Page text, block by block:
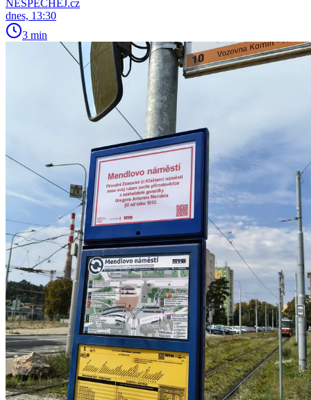
NESPECHEJ.cz
dnes, 13:30
3 min